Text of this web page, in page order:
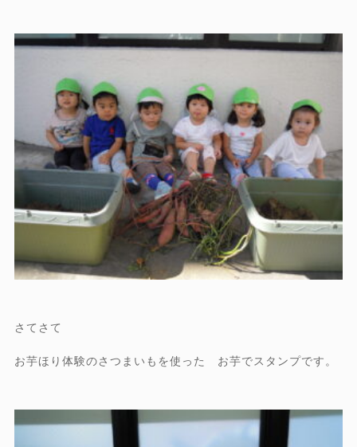
さてさて
お芋ほり体験のさつまいもを使った お芋でスタンプです。